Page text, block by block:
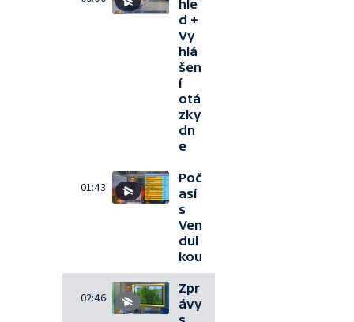
hle
d +
Vy
hlá
šen
í
otá
zky
dn
e
01:43
Poč
así
s
Ven
dul
kou
02:46
Zpr
ávy